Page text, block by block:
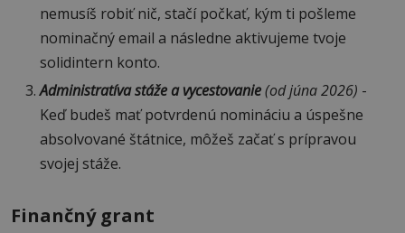
nemusíš robiť nič, stačí počkať, kým ti pošleme
nominačný email a následne aktivujeme tvoje
solidintern konto.
Administratíva stáže a vycestovanie(od júna 2026) -
Keď budeš mať potvrdenú nomináciu a úspešne
absolvované štátnice, môžeš začať s prípravou
svojej stáže.
Finančný grant